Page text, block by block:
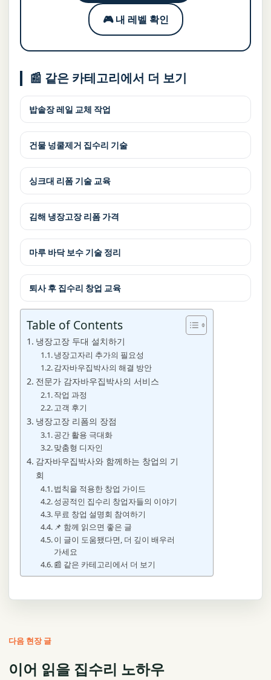
🎮 내 레벨 확인
📰 같은 카테고리에서 더 보기
밥솥장 레일 교체 작업
건물 넝쿨제거 집수리 기술
싱크대 리폼 기술 교육
김해 냉장고장 리폼 가격
마루 바닥 보수 기술 정리
퇴사 후 집수리 창업 교육
Table of Contents
냉장고장 두대 설치하기
냉장고자리 추가의 필요성
감자바우집박사의 해결 방안
전문가 감자바우집박사의 서비스
작업 과정
고객 후기
냉장고장 리폼의 장점
공간 활용 극대화
맞춤형 디자인
감자바우집박사와 함께하는 창업의 기
회
법칙을 적용한 창업 가이드
성공적인 집수리 창업자들의 이야기
무료 창업 설명회 참여하기
📌 함께 읽으면 좋은 글
이 글이 도움됐다면, 더 깊이 배우러
가세요
📰 같은 카테고리에서 더 보기
다음 현장 글
이어 읽을 집수리 노하우